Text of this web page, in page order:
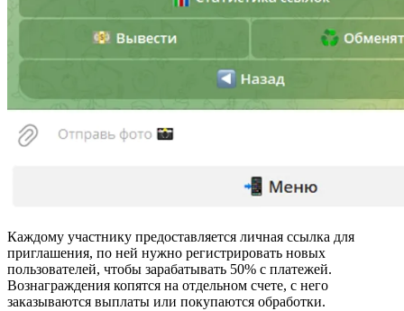
Каждому участнику предоставляется личная ссылка для
приглашения, по ней нужно регистрировать новых
пользователей, чтобы зарабатывать 50% с платежей.
Вознаграждения копятся на отдельном счете, с него
заказываются выплаты или покупаются обработки.